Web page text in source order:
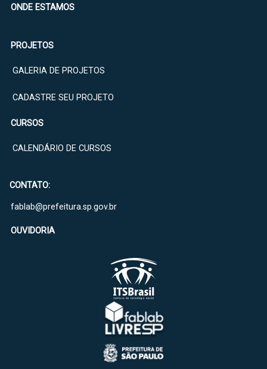
ONDE ESTAMOS
PROJETOS
GALERIA DE PROJETOS
CADASTRE SEU PROJETO
CURSOS
CALENDÁRIO DE CURSOS
CONTATO:
fablab@prefeitura.sp.gov.br
OUVIDORIA